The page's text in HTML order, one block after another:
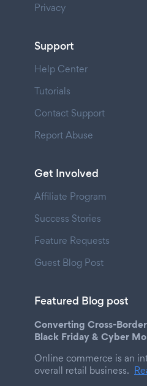
Privacy
Support
Help Center
Tutorials
Contact Support
Report Abuse
Get Involved
Affiliate Program
Success Stories
Feature Requests
Guest Blog Post
Featured Blog post
Converting Cross-
Black Friday & Cyber
Online commerce is an
overall retail business.